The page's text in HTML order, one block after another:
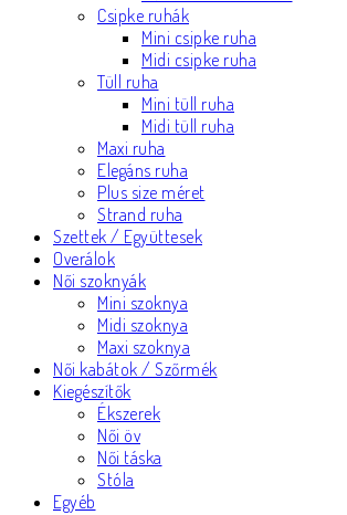
Csipke ruhák
Mini csipke ruha
Midi csipke ruha
Tüll ruha
Mini tüll ruha
Midi tüll ruha
Maxi ruha
Elegáns ruha
Plus size méret
Strand ruha
Szettek / Együttesek
Overálok
Női szoknyák
Mini szoknya
Midi szoknya
Maxi szoknya
Női kabátok / Szőrmék
Kiegészítők
Ékszerek
Női öv
Női táska
Stóla
Egyéb